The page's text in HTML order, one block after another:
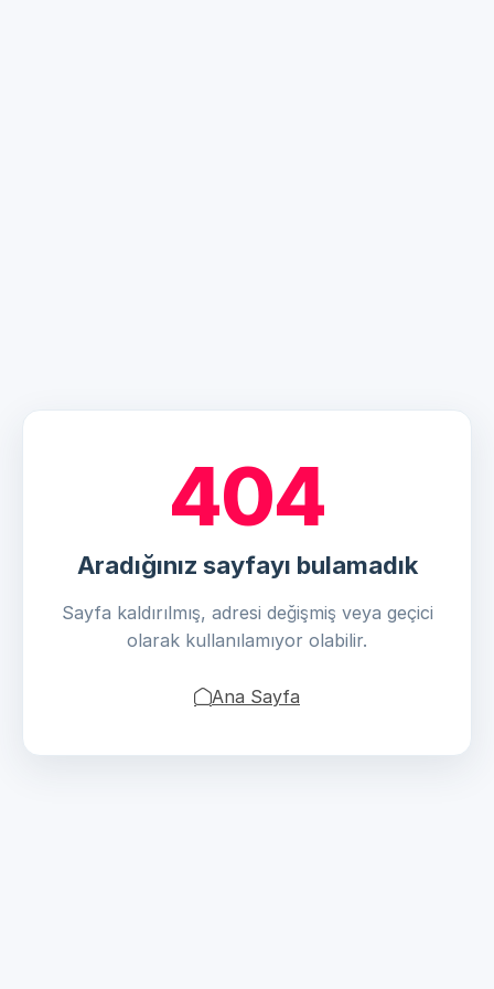
404
Aradığınız sayfayı bulamadık
Sayfa kaldırılmış, adresi değişmiş veya geçici
olarak kullanılamıyor olabilir.
Ana Sayfa